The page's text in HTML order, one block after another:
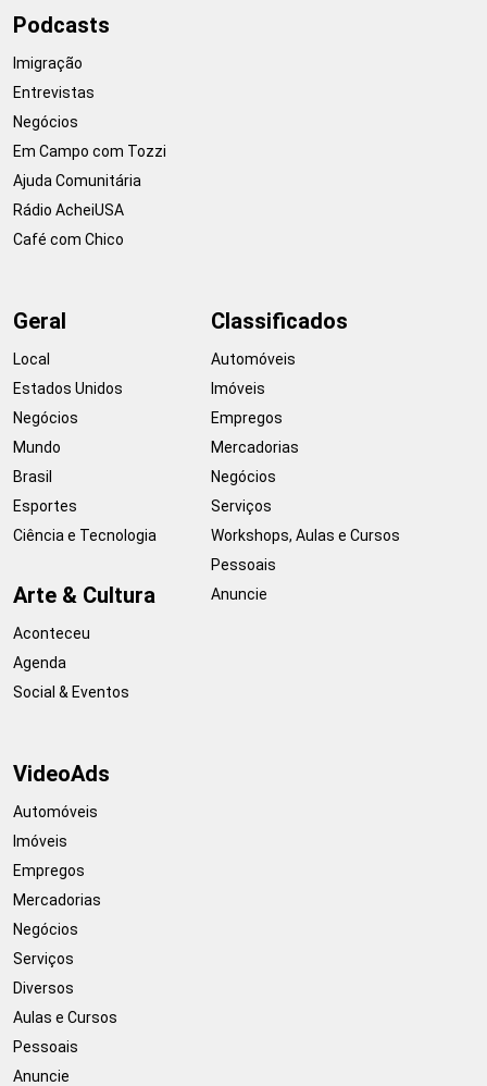
Podcasts
Imigração
Entrevistas
Negócios
Em Campo com Tozzi
Ajuda Comunitária
Rádio AcheiUSA
Café com Chico
Geral
Local
Estados Unidos
Negócios
Mundo
Brasil
Esportes
Ciência e Tecnologia
Arte & Cultura
Aconteceu
Agenda
Social & Eventos
Classificados
Automóveis
Imóveis
Empregos
Mercadorias
Negócios
Serviços
Workshops, Aulas e Cursos
Pessoais
Anuncie
VideoAds
Automóveis
Imóveis
Empregos
Mercadorias
Negócios
Serviços
Diversos
Aulas e Cursos
Pessoais
Anuncie